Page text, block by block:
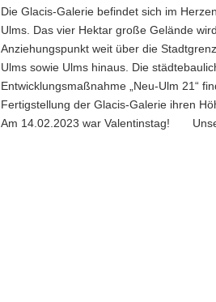
Die Glacis-Galerie befindet sich im
Ulms. Das vier Hektar große Gelände
Anziehungspunkt weit über die
Ulms sowie Ulms hinaus. Die
Entwicklungsmaßnahme „Neu-Ulm 21“
Fertigstellung der Glacis-Galerie ihren
Am 14.02.2023 war Valentinstag!